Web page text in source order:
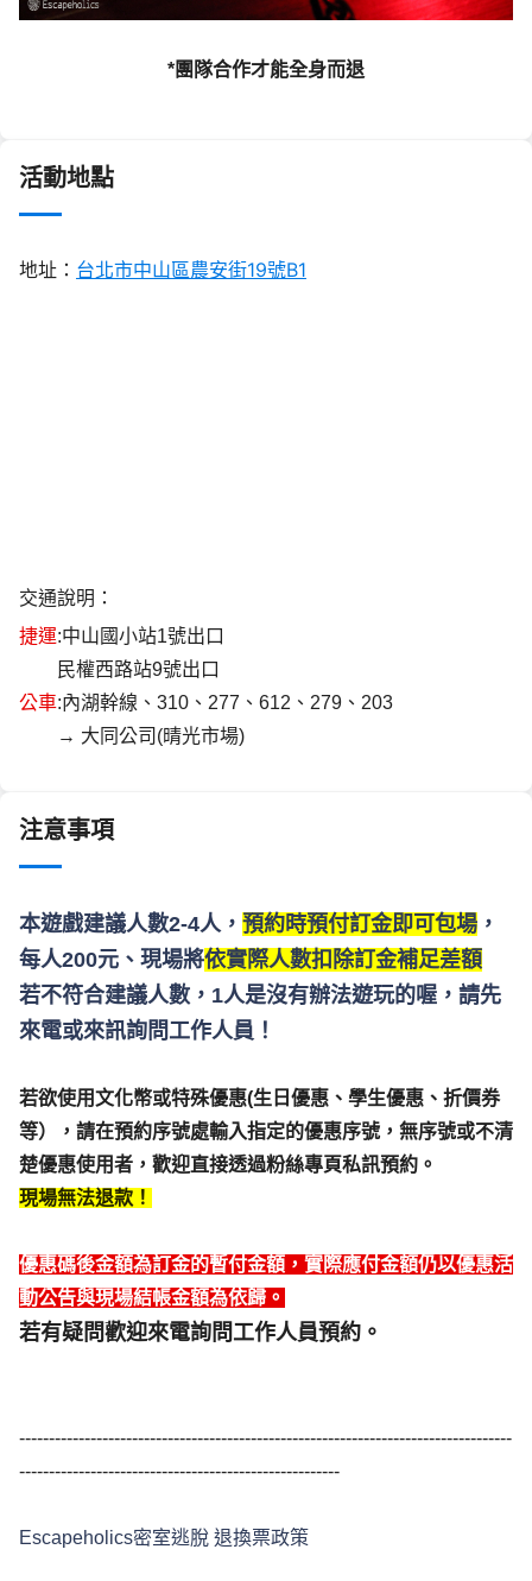
*團隊合作才能全身而退
活動地點
地址： 台北市中山區農安街19號B1
交通說明：
捷運:中山國小站1號出口
        民權西路站9號出口
公車:內湖幹線、310、277、612、279、203
        → 大同公司(晴光市場)
注意事項
本遊戲建議人數2-4人， 預約時預付訂金即可包場 ，
每人200元、現場將依實際人數扣除訂金補足差額
若不符合建議人數，1人是沒有辦法遊玩的喔，請先
來電或來訊詢問工作人員！
若欲使用文化幣或特殊優惠(生日優惠、學生優惠、折價券
等），請在預約序號處輸入指定的優惠序號，無序號或不清
楚優惠使用者，歡迎直接透過粉絲專頁私訊預約。
現場無法退款！
優惠碼後金額為訂金的暫付金額，實際應付金額仍以優惠活
動公告與現場結帳金額為依歸。
若有疑問歡迎來電詢問工作人員預約。
-----------------------------------------------------------------------------------
------------------------------------------------------
Escapeholics密室逃脫 退換票政策